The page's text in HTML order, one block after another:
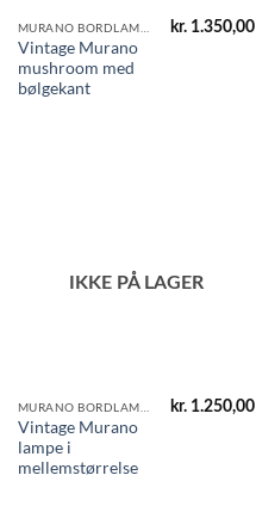
Vintage Murano
mushroom med
bølgekant
kr. 1.350,00
IKKE PÅ LAGER
Vintage Murano
lampe i
mellemstørrelse
kr. 1.250,00